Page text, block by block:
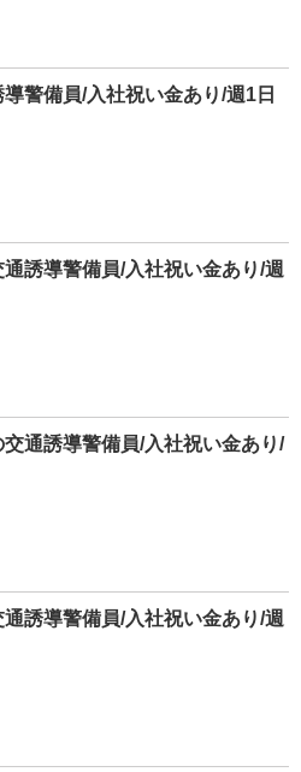
警備員/入社祝い金あり/週1日
誘導警備員/入社祝い金あり/週
通誘導警備員/入社祝い金あり/
誘導警備員/入社祝い金あり/週